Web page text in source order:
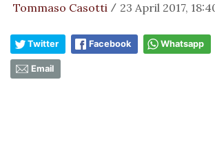
Tommaso Casotti / 23 April 2017,
Twitter Facebook Whatsapp
Email